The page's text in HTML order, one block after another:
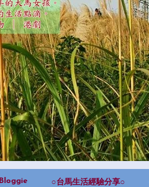
Bloggie ○台馬生活經驗分享○